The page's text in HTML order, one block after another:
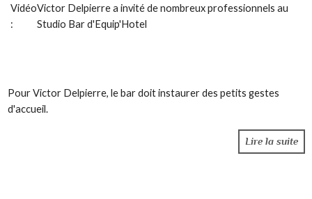
Vidéo
:
Victor Delpierrea invité de nombreux professionnels au
Studio Bar d'Equip'Hotel
PourVictor Delpierre, le bar doit instaurer des petits gestes
d'accueil.
Lire la suite